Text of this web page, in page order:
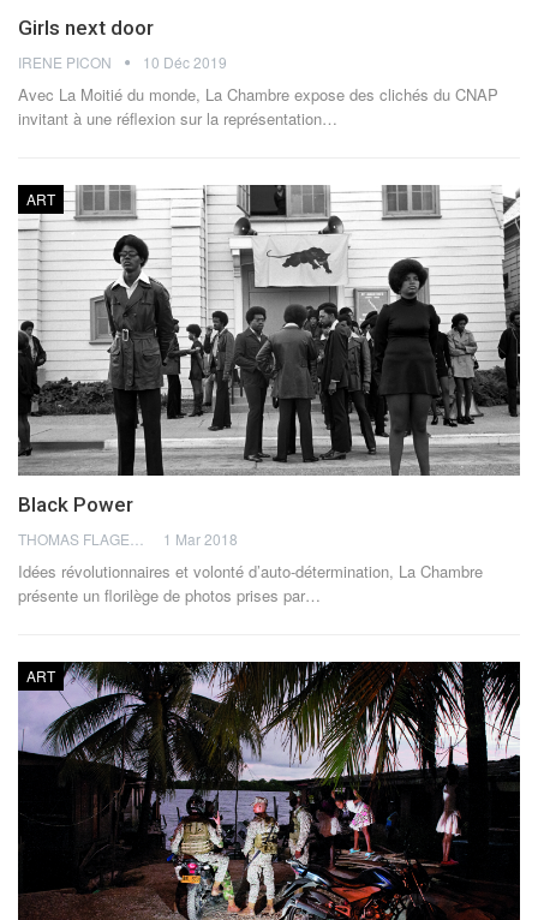
Girls next door
IRENE PICON 10 Déc 2019
Avec La Moitié du monde, La Chambre expose des clichés du CNAP
invitant à une réflexion sur la représentation…
ART
Black Power
1 Mar 2018
Idées révolutionnaires et volonté d’auto-détermination, La Chambre
présente un florilège de photos prises par…
ART